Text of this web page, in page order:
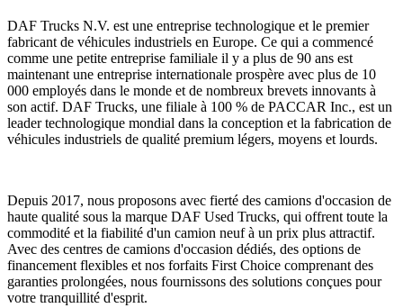
DAF Trucks N.V. est une entreprise technologique et le premier
fabricant de véhicules industriels en Europe. Ce qui a commencé
comme une petite entreprise familiale il y a plus de 90 ans est
maintenant une entreprise internationale prospère avec plus de 10
000 employés dans le monde et de nombreux brevets innovants à
son actif. DAF Trucks, une filiale à 100 % de PACCAR Inc., est un
leader technologique mondial dans la conception et la fabrication de
véhicules industriels de qualité premium légers, moyens et lourds.
Depuis 2017, nous proposons avec fierté des camions d'occasion de
haute qualité sous la marque DAF Used Trucks, qui offrent toute la
commodité et la fiabilité d'un camion neuf à un prix plus attractif.
Avec des centres de camions d'occasion dédiés, des options de
financement flexibles et nos forfaits First Choice comprenant des
garanties prolongées, nous fournissons des solutions conçues pour
votre tranquillité d'esprit.